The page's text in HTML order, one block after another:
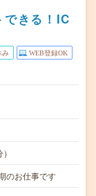
できる！IC
み WEB登録OK
のお仕事です